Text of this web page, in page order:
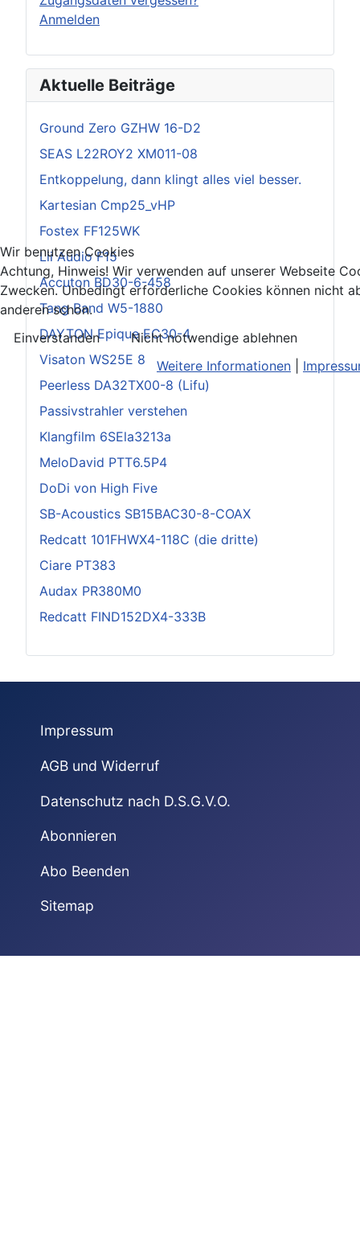
Anmelden
Aktuelle Beiträge
Ground Zero GZHW 16-D2
SEAS L22ROY2 XM011-08
Entkoppelung, dann klingt alles viel besser.
Kartesian Cmp25_vHP
Fostex FF125WK
Lii Audio F15
Accuton BD30-6-458
Tang Band W5-1880
DAYTON Epique EC30-4
Visaton WS25E 8
Peerless DA32TX00-8 (Lifu)
Passivstrahler verstehen
Klangfilm 6SEla3213a
MeloDavid PTT6.5P4
DoDi von High Five
SB-Acoustics SB15BAC30-8-COAX
Redcatt 101FHWX4-118C (die dritte)
Ciare PT383
Audax PR380M0
Redcatt FIND152DX4-333B
Impressum
AGB und Widerruf
Datenschutz nach D.S.G.V.O.
Abonnieren
Abo Beenden
Sitemap
Wir benutzen Cookies
Achtung, Hinweis! Wir verwenden auf unserer Webseite
Zwecken. Unbedingt erforderliche Cookies können nicht
anderen schon.
Einverstanden
Nicht notwendige ablehnen
Weitere Informationen